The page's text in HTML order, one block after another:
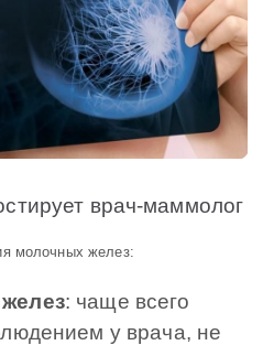
врач-маммолог
молочных желез:
: чаще всего
у врача, не